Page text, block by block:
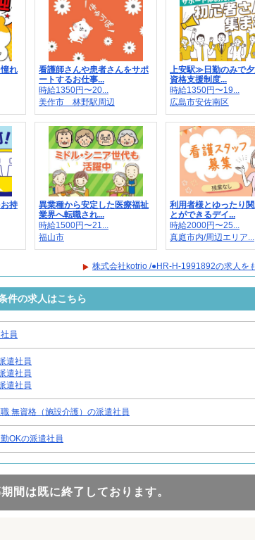
れ
看護師さんや患者さんをサポ
ートするお仕事...
時給1350円〜20...
美作市 林野駅周辺
上安駅≫日勤のみで夕
資格支援制度...
時給1350円〜19...
広島市安佐南区
持
異業種から安定した医療福祉
業界へ転職され...
時給1500円〜21...
福山市
利用者様とゆったり
とができるデイ...
時給2000円〜25...
真庭市内/周辺エリア...
株式会社kotrio /●HR-H-1991892の求人を
件の求人はこちら
員
遣社員
遣社員
遣社員
無資格（施設介護）の派遣社員
OKの派遣社員
間は既に終了しております。